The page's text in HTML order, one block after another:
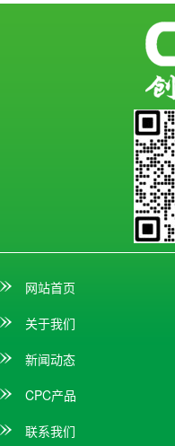
网站首页
关于我们
新闻动态
CPC产品
联系我们